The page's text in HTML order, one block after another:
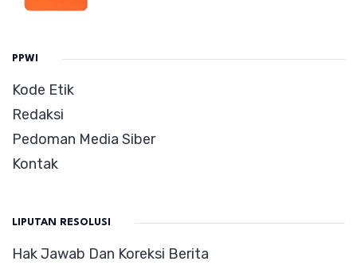
PPWI
Kode Etik
Redaksi
Pedoman Media Siber
Kontak
LIPUTAN RESOLUSI
Hak Jawab Dan Koreksi Berita